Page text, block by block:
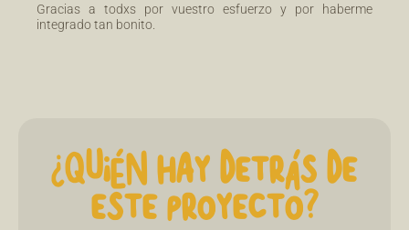
Gracias a todxs por vuestro esfuerzo y por haberme
integrado tan bonito.
¿QUIÉN HAY DETRÁS DE
ESTE PROYECTO?